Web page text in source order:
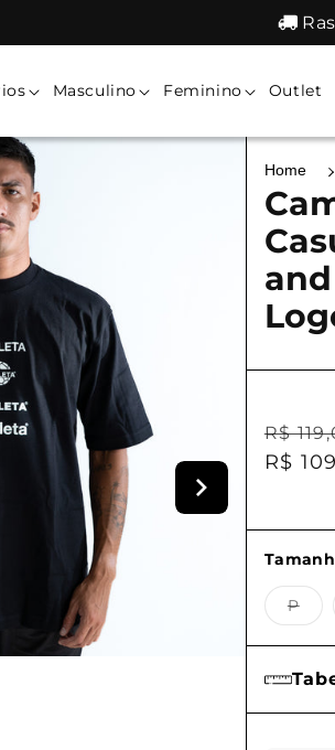
Masculino Feminino Outlet
Home
Preço
R$
R$
P